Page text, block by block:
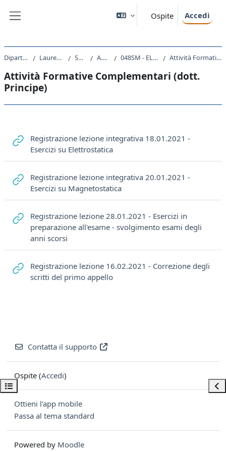
Ospite Accedi
Apri indice del corso
Dipartimento di Fisica Laurea triennale (DM270) SM20 - FISICA A.A. 2020 - 2021 048SM - ELETTROMAGNETISMO 2020 Attività Formative Complementari (dott. Principe)
Attività Formative Complementari (dott.
Principe)
Registrazione lezione integrativa 18.01.2021 -
Esercizi su ElettrostaticaURL
Registrazione lezione integrativa 20.01.2021 -
Esercizi su MagnetostaticaURL
Registrazione lezione 28.01.2021 - Esercizi in
preparazione all'esame - svolgimento esami degli
anni scorsi
Registrazione lezione 16.02.2021 - Correzione degli
scritti del primo appelloURL
Contatta il supporto
Ospite (Accedi)
Ottieni l'app mobile
Passa al tema standard
Powered by Moodle